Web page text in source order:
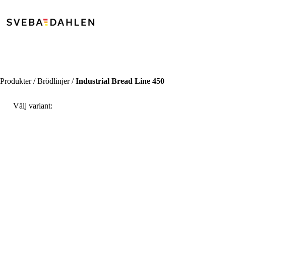
Produkter / Brödlinjer /Industrial Bread Line 450